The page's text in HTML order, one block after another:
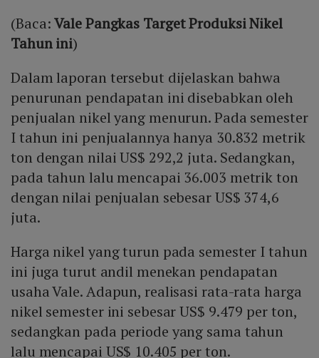
(Baca:Vale Pangkas Target Produksi Nikel
Tahun ini)
Dalam laporan tersebut dijelaskan bahwa
penurunan pendapatan ini disebabkan oleh
penjualan nikel yang menurun. Pada semester
I tahun ini penjualannya hanya 30.832 metrik
ton dengan nilai US$ 292,2 juta. Sedangkan,
pada tahun lalu mencapai 36.003 metrik ton
dengan nilai penjualan sebesar US$ 374,6
juta.
Harga nikel yang turun pada semester I tahun
ini juga turut andil menekan pendapatan
usaha Vale. Adapun, realisasi rata-rata harga
nikel semester ini sebesar US$ 9.479 per ton,
sedangkan pada periode yang sama tahun
lalu mencapai US$ 10.405 per ton.